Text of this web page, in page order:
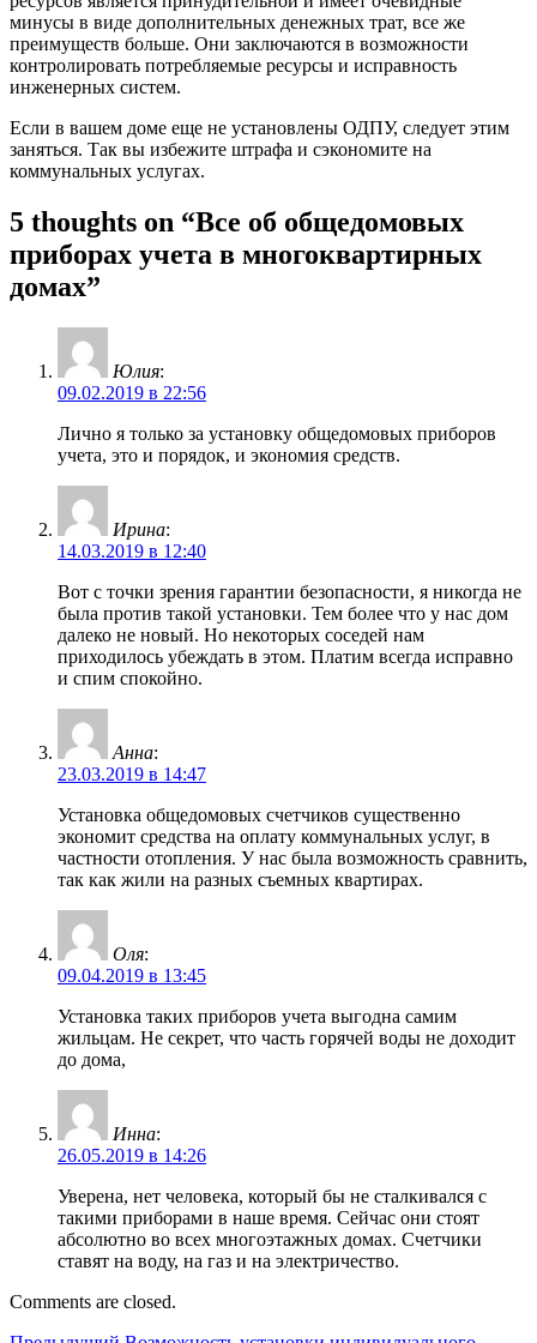
минусы в виде дополнительных денежных трат, все же
преимуществ больше. Они заключаются в возможности
контролировать потребляемые ресурсы и исправность
инженерных систем.
Если в вашем доме еще не установлены ОДПУ, следует этим
заняться. Так вы избежите штрафа и сэкономите на
коммунальных услугах.
5 thoughts on “Все об общедомовых
приборах учета в многоквартирных
домах”
Юлия:
09.02.2019 в 22:56
Лично я только за установку общедомовых приборов
учета, это и порядок, и экономия средств.
Ирина:
14.03.2019 в 12:40
Вот с точки зрения гарантии безопасности, я никогда не
была против такой установки. Тем более что у нас дом
далеко не новый. Но некоторых соседей нам
приходилось убеждать в этом. Платим всегда исправно
и спим спокойно.
Анна:
23.03.2019 в 14:47
Установка общедомовых счетчиков существенно
экономит средства на оплату коммунальных услуг, в
частности отопления. У нас была возможность сравнить,
так как жили на разных съемных квартирах.
Оля:
09.04.2019 в 13:45
Установка таких приборов учета выгодна самим
жильцам. Не секрет, что часть горячей воды не доходит
до дома,
Инна:
26.05.2019 в 14:26
Уверена, нет человека, который бы не сталкивался с
такими приборами в наше время. Сейчас они стоят
абсолютно во всех многоэтажных домах. Счетчики
ставят на воду, на газ и на электричество.
Comments are closed.